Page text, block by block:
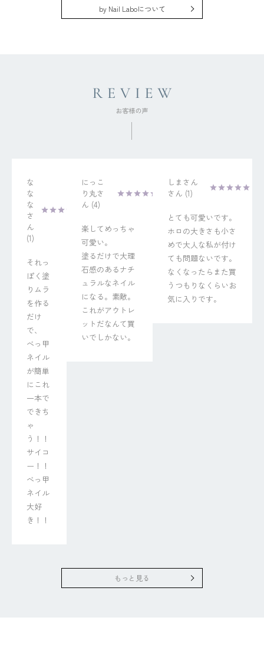
by Nail Laboについて
な
な
な
1
それっ
ぽく塗
りムラ
を作る
だけ
で、
べっ甲
ネイル
が簡単
にこれ
一本で
できち
ゃ
う！！
サイコ
ー！！
べっ甲
ネイル
大好
き！！
にっこ
り丸
4
楽してめっちゃ
可愛い。
塗るだけで大理
石感のあるナチ
ュラルなネイル
になる。素敵。
これがアウトレ
ットだなんて買
いでしかない。
しまさん
1
とても可愛いです。
ホロの大きさも小さ
めで大人な私が付け
ても問題ないです。
なくなったらまた買
うつもりなくらいお
気に入りです。
もっと見る